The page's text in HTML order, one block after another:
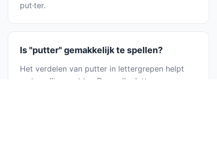
put·ter.
Is "putter" gemakkelijk te spellen?
Het verdelen van putter in lettergrepen helpt
met spelling: put·ter. Door elke lettergreep